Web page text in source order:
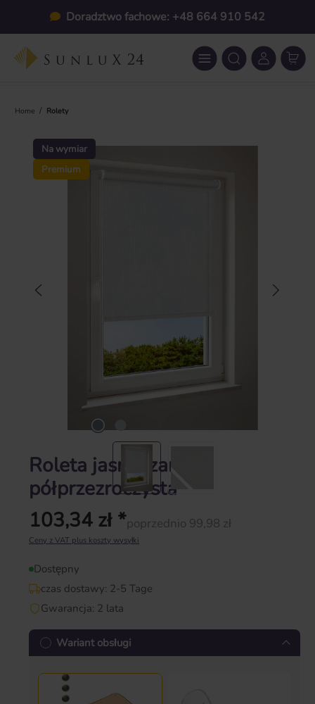
Przejdź do głównej zawartości
Doradztwo fachowe: +48 664 910 542
Home / Rolety
Na wymiar
Premium
Pomiń galerię zdjęć
Roleta jasnoszary |
półprzezroczysta
Cena regularna:
103,34 zł *poprzednio 99,98 zł
Ceny z VAT plus koszty wysyłki
Dostępny
czas dostawy: 2-5 Tage
Gwarancja: 2 lata
Wariant obsługi